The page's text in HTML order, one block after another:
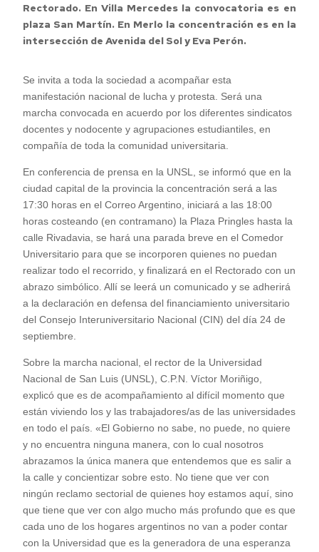
Rectorado. En Villa Mercedes la convocatoria es en
plaza San Martín. En Merlo la concentración es en la
intersección de Avenida del Sol y Eva Perón.
Se invita a toda la sociedad a acompañar esta
manifestación nacional de lucha y protesta. Será una
marcha convocada en acuerdo por los diferentes sindicatos
docentes y nodocente y agrupaciones estudiantiles, en
compañía de toda la comunidad universitaria.
En conferencia de prensa en la UNSL, se informó que en la
ciudad capital de la provincia la concentración será a las
17:30 horas en el Correo Argentino, iniciará a las 18:00
horas costeando (en contramano) la Plaza Pringles hasta la
calle Rivadavia, se hará una parada breve en el Comedor
Universitario para que se incorporen quienes no puedan
realizar todo el recorrido, y finalizará en el Rectorado con un
abrazo simbólico. Allí se leerá un comunicado y se adherirá
a la declaración en defensa del financiamiento universitario
del Consejo Interuniversitario Nacional (CIN) del día 24 de
septiembre.
Sobre la marcha nacional, el rector de la Universidad
Nacional de San Luis (UNSL), C.P.N. Víctor Moriñigo,
explicó que es de acompañamiento al difícil momento que
están viviendo los y las trabajadores/as de las universidades
en todo el país. «El Gobierno no sabe, no puede, no quiere
y no encuentra ninguna manera, con lo cual nosotros
abrazamos la única manera que entendemos que es salir a
la calle y concientizar sobre esto. No tiene que ver con
ningún reclamo sectorial de quienes hoy estamos aquí, sino
que tiene que ver con algo mucho más profundo que es que
cada uno de los hogares argentinos no van a poder contar
con la Universidad que es la generadora de una esperanza